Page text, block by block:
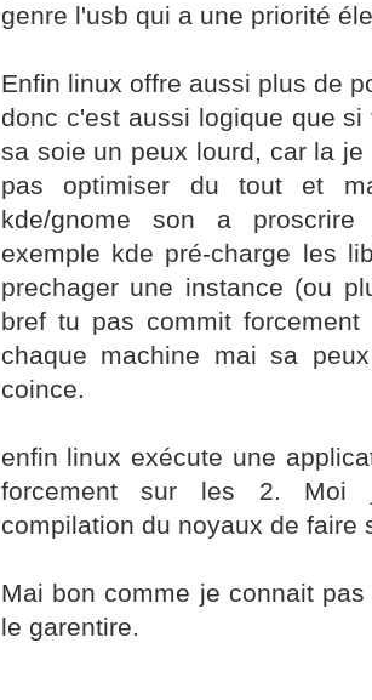
genre l'usb qui a une priorité
Enfin linux offre aussi plus de
donc c'est aussi logique que
sa soie un peux lourd, car la
pas optimiser du tout et
kde/gnome son a
exemple kde pré-charge les
prechager une instance (ou
bref tu pas commit
chaque machine mai sa
coince.
enfin linux exécute une
forcement sur les 2. Moi
compilation du noyaux de faire
Mai bon comme je connait
le garentire.